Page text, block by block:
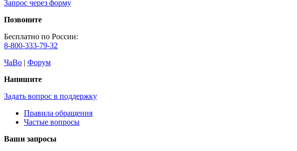
Запрос через форму
Позвоните
Бесплатно по России:
8-800-333-79-32
ЧаВо | Форум
Напишите
Задать вопрос в поддержку
Правила обращения
Частые вопросы
Ваши запросы